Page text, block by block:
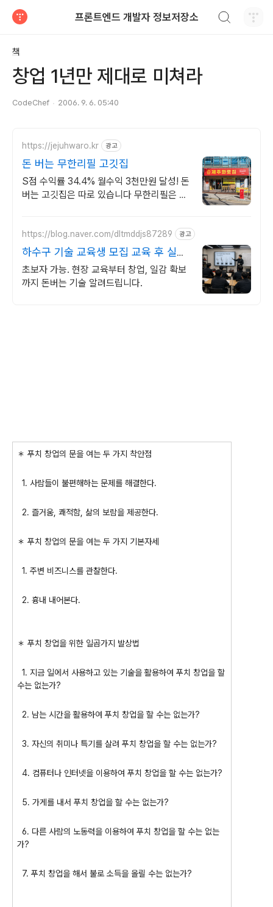
프론트엔드 개발자 정보저장소
책
창업 1년만 제대로 미쳐라
CodeChef 2006. 9. 6. 05:40
https://jejuhwaro.kr 광고
돈 버는 무한리필 고깃집
S점 수익률 34.4% 월수익 3천만원 달성! 돈
버는 고깃집은 따로 있습니다 무한리필은 많
https://blog.naver.com/dltmddjs87289 광고
하수구 기술 교육생 모집 교육 후 실제
창업까지 함께
초보자 가능. 현장 교육부터 창업, 일감 확보
까지 돈버는 기술 알려드립니다.
＊ 푸치 창업의 문을 여는 두 가지 착안점
1. 사람들이 불편해하는 문제를 해결한다.
2. 즐거움, 쾌적함, 삶의 보람을 제공한다.
＊ 푸치 창업의 문을 여는 두 가지 기본자세
1. 주변 비즈니스를 관찰한다.
2. 흉내 내어본다.
＊ 푸치 창업을 위한 일곱가지 발상법
1. 지금 일에서 사용하고 있는 기술을 활용하여 푸치 창업을 할
수는 없는가?
2. 남는 시간을 활용하여 푸치 창업을 할 수는 없는가?
3. 자신의 취미나 특기를 살려 푸치 창업을 할 수는 없는가?
4. 컴퓨터나 인터넷을 이용하여 푸치 창업을 할 수는 없는가?
5. 가게를 내서 푸치 창업을 할 수는 없는가?
6. 다른 사람의 노동력을 이용하여 푸치 창업을 할 수는 없는
가?
7. 푸치 창업을 해서 불로 소득을 올릴 수는 없는가?